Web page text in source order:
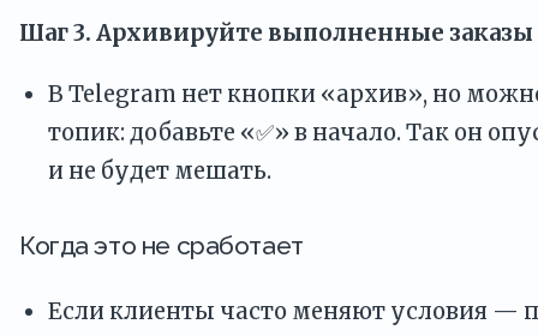
Шаг 3. Архивируйте выполненные заказы
В Telegram нет кнопки «архив», но
топик: добавьте «✅» в начало. Так он
и не будет мешать.
Когда это не сработает
Если клиенты часто меняют условия —